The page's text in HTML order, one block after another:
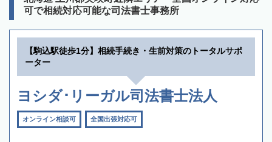
可で相続対応可能な司法書士事務所
【駒込駅徒歩1分】相続手続き・生前対策のトータルサポ
ーター
ヨシダ･リーガル司法書士法人
オンライン相談可 全国出張対応可